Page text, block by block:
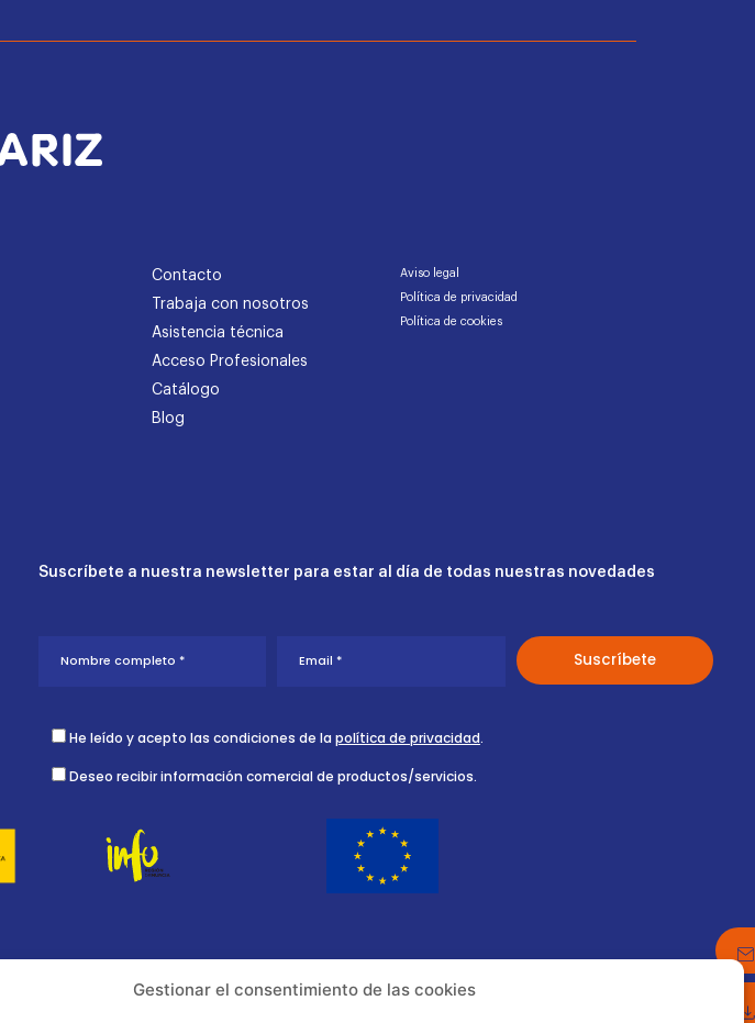
Gestionar el consentimiento de las cookies
Contacto
Trabaja con nosotros
Asistencia técnica
Acceso Profesionales
Catálogo
Blog
Aviso legal
Política de privacidad
Política de cookies
Suscríbete a nuestra newsletter para estar al día de todas nuestras novedades
He leído y acepto las condiciones de la política de privacidad.
Deseo recibir información comercial de productos/servicios.